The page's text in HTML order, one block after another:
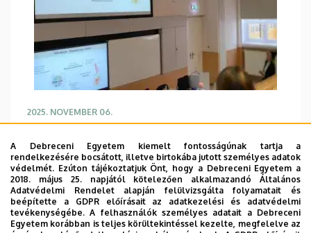
2025. NOVEMBER 06.
Mikó Edit sikeresen habilitált
TOVÁBB
A Debreceni Egyetem kiemelt fontosságúnak tartja a
rendelkezésére bocsátott, illetve birtokába jutott személyes adatok
védelmét. Ezúton tájékoztatjuk Önt, hogy a Debreceni Egyetem a
2018. május 25. napjától kötelezően alkalmazandó Általános
Adatvédelmi Rendelet alapján felülvizsgálta folyamatait és
beépítette a GDPR előírásait az adatkezelési és adatvédelmi
tevékenységébe. A felhasználók személyes adatait a Debreceni
Egyetem korábban is teljes körültekintéssel kezelte, megfelelve az